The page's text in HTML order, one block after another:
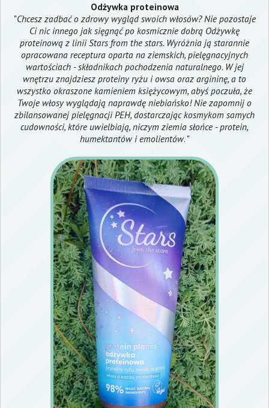
Odżywka proteinowa
"Chcesz zadbać o zdrowy wygląd swoich włosów? Nie pozostaje
Ci nic innego jak sięgnąć po kosmicznie dobrą Odżywkę
proteinową z linii Stars from the stars. Wyróżnia ją starannie
opracowana receptura oparta na ziemskich, pielęgnacyjnych
wartościach - składnikach pochodzenia naturalnego. W jej
wnętrzu znajdziesz proteiny ryżu i owsa oraz argininę, a to
wszystko okraszone kamieniem księżycowym, abyś poczuła, że
Twoje włosy wyglądają naprawdę niebiańsko! Nie zapomnij o
zbilansowanej pielęgnacji PEH, dostarczając kosmykom samych
cudowności, które uwielbiają, niczym ziemia słońce - protein,
humektantów i emolientów. "